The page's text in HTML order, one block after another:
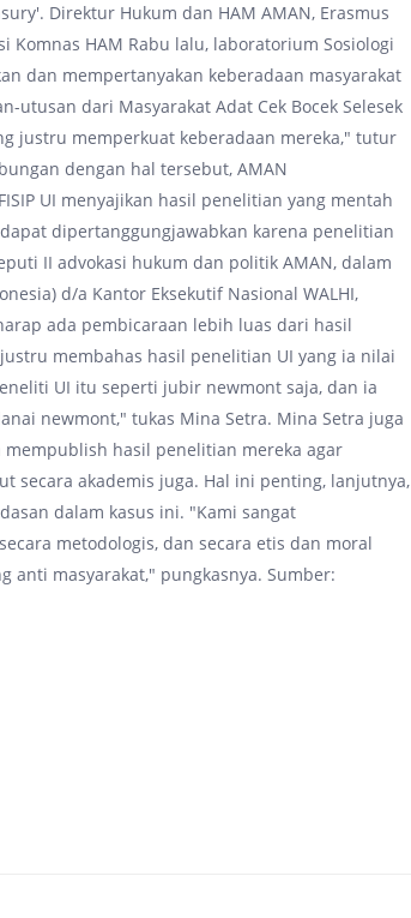
Direktur Hukum dan HAM AMAN, Erasmus
HAM Rabu lalu, laboratorium Sosiologi
dan mempertanyakan keberadaan masyarakat
utusan dari Masyarakat Adat Cek Bocek Selesek
justru memperkuat keberadaan mereka," tutur
dengan hal tersebut, AMAN
UI menyajikan hasil penelitian yang mentah
dipertanggungjawabkan karena penelitian
II advokasi hukum dan politik AMAN, dalam
d/a Kantor Eksekutif Nasional WALHI,
ada pembicaraan lebih luas dari hasil
membahas hasil penelitian UI yang ia nilai
UI itu seperti jubir newmont saja, dan ia
newmont," tukas Mina Setra. Mina Setra juga
hasil penelitian mereka agar
secara akademis juga. Hal ini penting, lanjutnya,
dalam kasus ini. "Kami sangat
metodologis, dan secara etis dan moral
anti masyarakat," pungkasnya. Sumber: